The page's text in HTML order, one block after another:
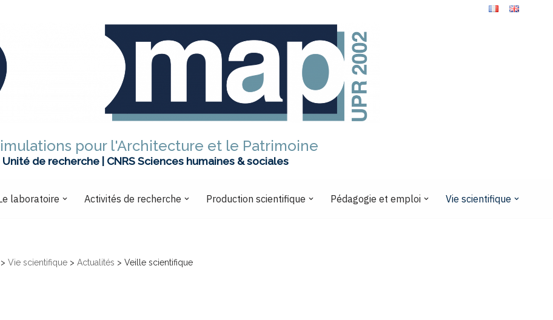
pour l'Architecture et le Patrimoine
Unité de recherche | CNRS Sciences humaines & sociales
laboratoire Activités de recherche Production scientifique Pédagogie et emploi Vie scientifique
> Vie scientifique > Actualités > Veille scientifique